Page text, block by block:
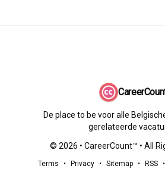
De place to be voor alle
gerelateerde
© 2026 • CareerCount™ • All
Terms • Privacy • Sitemap • RSS •